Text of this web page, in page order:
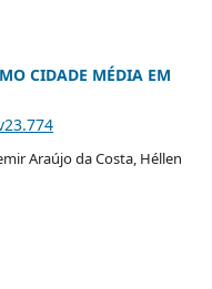
CIDADE MÉDIA EM
Araújo da Costa, Héllen